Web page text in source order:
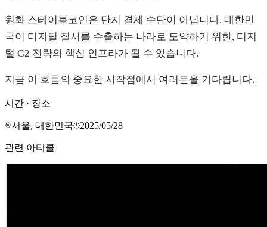
원화 스테이블코인은 단지 결제 수단이 아닙니다. 대한민
국이 디지털 질서를 수출하는 나라로 도약하기 위한, 디지
털 G2 전략의 핵심 인프라가 될 수 있습니다.
지금 이 흐름의 중요한 시작점에서 여러분을 기다립니다.
시간 · 장소
서울, 대한민국 2025/05/28
관련 아티클